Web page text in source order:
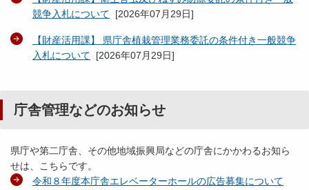
競争入札について [2026年07月29日]
【財産活用課】 県庁舎植栽管理業務委託の条件付き一般競争
入札について [2026年07月29日]
庁舎管理などのお知らせ
県庁や第二庁舎、その他地域振興局などの庁舎にかかわるお知ら
せは、こちらです。
令和８年度本庁舎エレベーターホールの広告募集について